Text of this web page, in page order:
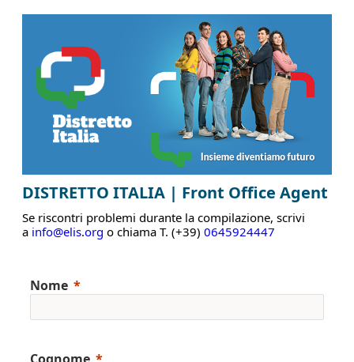
DISTRETTO ITALIA | Front Office Agent
Se riscontri problemi durante la compilazione, scrivi
a info@elis.org o chiama T. (+39) 0645924447
Nome